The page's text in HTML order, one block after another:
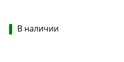
В наличии